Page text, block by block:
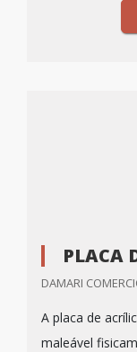
PLACA
DAMARI
A placa de
maleável